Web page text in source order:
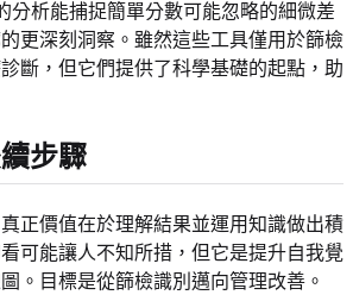
分析能捕捉簡單分數可能忽略的細微差
更深刻洞察。雖然這些工具僅用於篩檢
斷，但它們提供了科學基礎的起點，助
步驟
正價值在於理解結果並運用知識做出積
可能讓人不知所措，但它是提升自我覺
。目標是從篩檢識別邁向管理改善。